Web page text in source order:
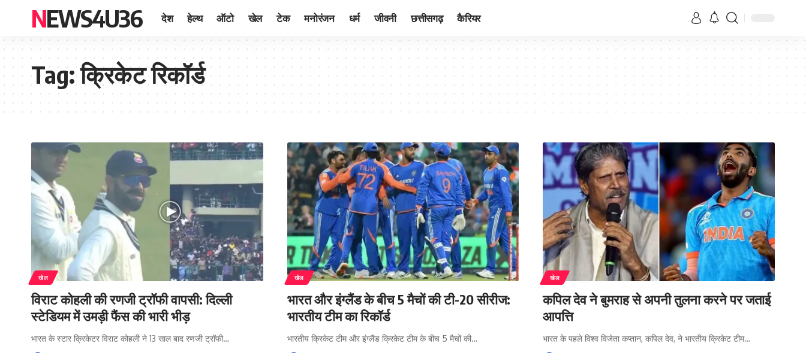
NEWS4U36 देश हेल्थ ऑटो खेल टेक मनोरंजन धर्म जीवनी छत्तीसगढ़ कैरियर
Tag:क्रिकेट रिकॉर्ड
खेल
विराट कोहली की रणजी ट्रॉफी वापसी: दिल्ली
स्टेडियम में उमड़ी फैंस की भारी भीड़
भारत के स्टार क्रिकेटर विराट कोहली ने 13 साल बाद रणजी ट्रॉफी…
खेल
भारत और इंग्लैंड के बीच 5 मैचों की टी-20 सीरीज:
भारतीय टीम का रिकॉर्ड
भारतीय क्रिकेट टीम और इंग्लैंड क्रिकेट टीम के बीच 5 मैचों की…
खेल
कपिल देव ने बुमराह से अपनी तुलना करने पर जताई
आपत्ति
भारत के पहले विश्व विजेता कप्तान, कपिल देव, ने भारतीय क्रिकेट टीम…